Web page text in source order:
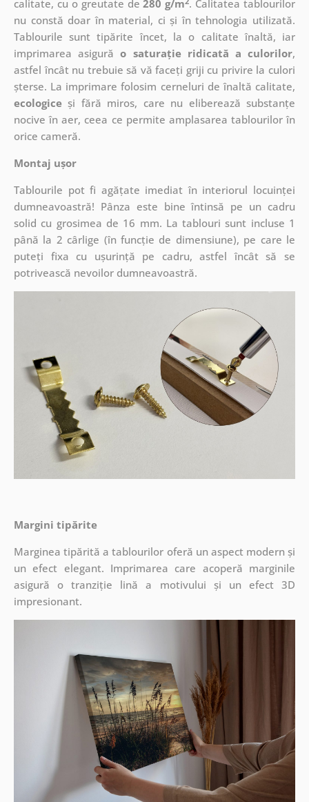
calitate, cu o greutate de280 g/m . Calitatea tablourilor
nu constă doar în material, ci și în tehnologia utilizată.
Tablourile sunt tipărite încet, la o calitate înaltă, iar
imprimarea asigurăo saturație ridicată a culorilor,
astfel încât nu trebuie să vă faceți griji cu privire la culori
șterse. La imprimare folosim cerneluri de înaltă calitate,
ecologiceși fără miros, care nu eliberează substanțe
nocive în aer, ceea ce permite amplasarea tablourilor în
orice cameră.
Montaj ușor
Tablourile pot fi agățate imediat în interiorul locuinței
dumneavoastră! Pânza este bine întinsă pe un cadru
solid cu grosimea de 16 mm. La tablouri sunt incluse 1
până la 2 cârlige (în funcție de dimensiune), pe care le
puteți fixa cu ușurință pe cadru, astfel încât să se
potrivească nevoilor dumneavoastră.
Margini tipărite
Marginea tipărită a tablourilor oferă un aspect modern și
un efect elegant. Imprimarea care acoperă marginile
asigură o tranziție lină a motivului și un efect 3D
impresionant.